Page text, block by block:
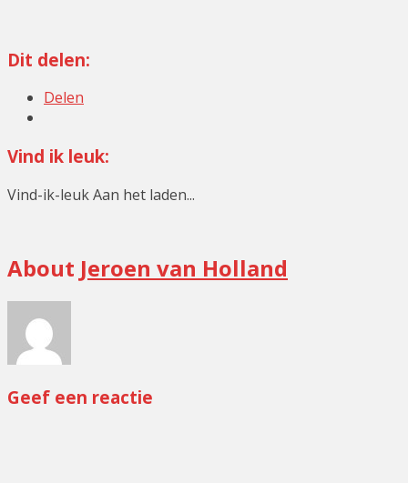
Dit delen:
Delen
Vind ik leuk:
Vind-ik-leukAan het laden...
About Jeroen van Holland
Geef een reactie